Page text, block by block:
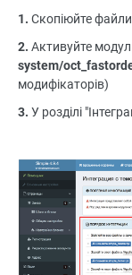
1. Скопіюйте файли
2. Активуйте
system/
модифікаторів)
3. У розділі